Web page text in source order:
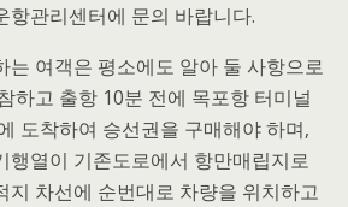
항관리센터에 문의 바랍니다.
는 여객은 평소에도 알아 둘 사항으로
하고 출항 10분 전에 목포항 터미널
도착하여 승선권을 구매해야 하며,
행열이 기존도로에서 항만매립지로
지 차선에 순번대로 차량을 위치하고